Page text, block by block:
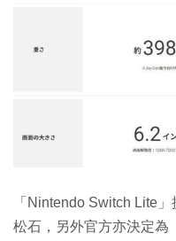
「Nintendo Switch Lite
松石，另外官方亦決定為